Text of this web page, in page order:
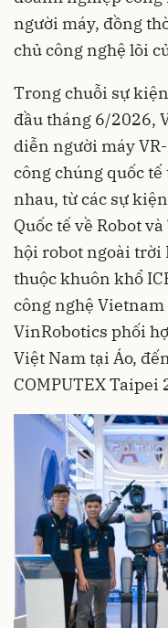
người máy, đồng
chủ công nghệ lõi
Trong chuỗi sự
đầu tháng 6/2026,
diễn người máy
công chúng quốc
nhau, từ các sự
Quốc tế về Robot
hội robot ngoài trời
thuộc khuôn khổ
công nghệ Vietnam
VinRobotics phối
Việt Nam tại Áo,
COMPUTEX Taipei